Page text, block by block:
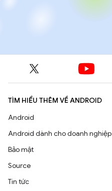
TÌM HIỂU THÊM VỀ ANDROID
Android
Android dành cho doanh nghiệp
Bảo mật
Source
Tin tức